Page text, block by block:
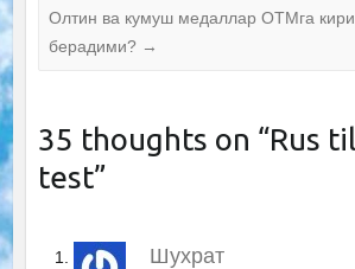
Олтин ва кумуш медаллар ОТМга
берадими? →
35 thoughts on “Rus
test”
Шухрат